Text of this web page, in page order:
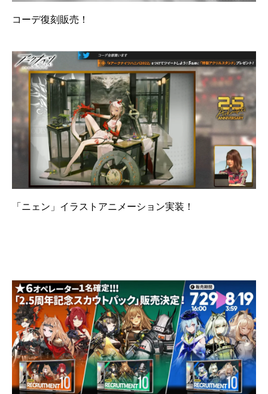
コーデ復刻販売！
「ニェン」イラストアニメーション実装！